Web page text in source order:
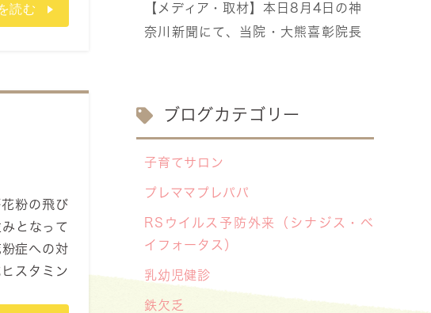
読む
粉の飛び
となって
症への対
スタミン
【メディア・取材】本日8月4日の神
奈川新聞にて、当院・大熊喜彰院長
2026/07/29
緒に、子どもたちの笑顔を支えませ
しか）対策事業」が始まっています
〜赤ちゃんやこどもたちをはしかか
ブログカテゴリー
子育てサロン
プレママプレパパ
RSウイルス予防外来（シナジス・ベ
イフォータス）
乳幼児健診
鉄欠乏